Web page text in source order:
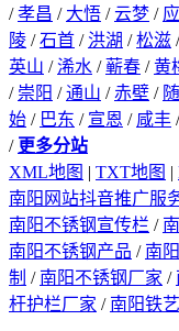
/孝昌 / 大悟 /云梦 /
陵 /石首 / 洪湖 /松滋
英山 /浠水 /蕲春 /黄
/ 崇阳 /通山 /赤壁 /
始 / 巴东 / 宣恩 / 咸丰
/ 更多分站
XML地图 | TXT地图 |
南阳网站抖音推广服
南阳不锈钢宣传栏 /
南阳不锈钢产品 / 南
制 / 南阳不锈钢厂家 /
杆护栏厂家 / 南阳铁